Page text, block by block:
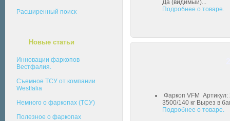
Расширенный поиск
Новые статьи
Инновации фаркопов
Вестфалия.
Съемное ТСУ от компании
Westfalia
Немного о фаркопах (ТСУ)
Полезное о фаркопах
Да (видимый)...
Подробнее о товаре.
Фаркоп VFM
3500/140 кг Вырез в
Подробнее о товаре.